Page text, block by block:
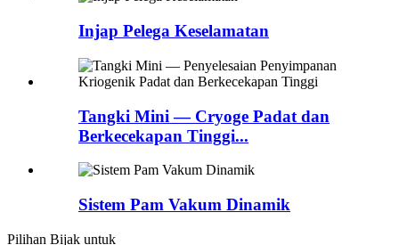
Injap Pelega Keselamatan
Tangki Mini — Cryoge Padat dan
Berkecekapan Tinggi...
Sistem Pam Vakum Dinamik
Pilihan Bijak untuk